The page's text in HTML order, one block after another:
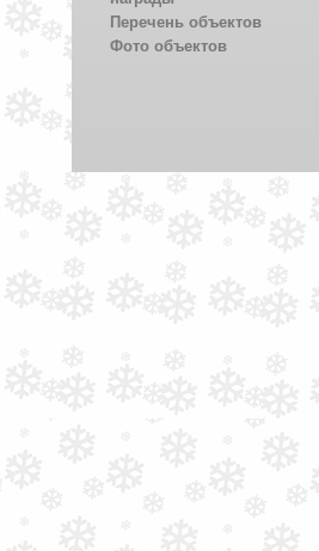
Перечень объектов
Фото объектов